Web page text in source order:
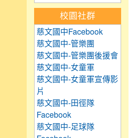
校園社群
慈文國中Facebook
慈文國中-管樂團
慈文國中-管樂團後援會
慈文國中-女童軍
慈文國中-女童軍宣傳影
片
慈文國中-田徑隊
Facebook
慈文國中-足球隊